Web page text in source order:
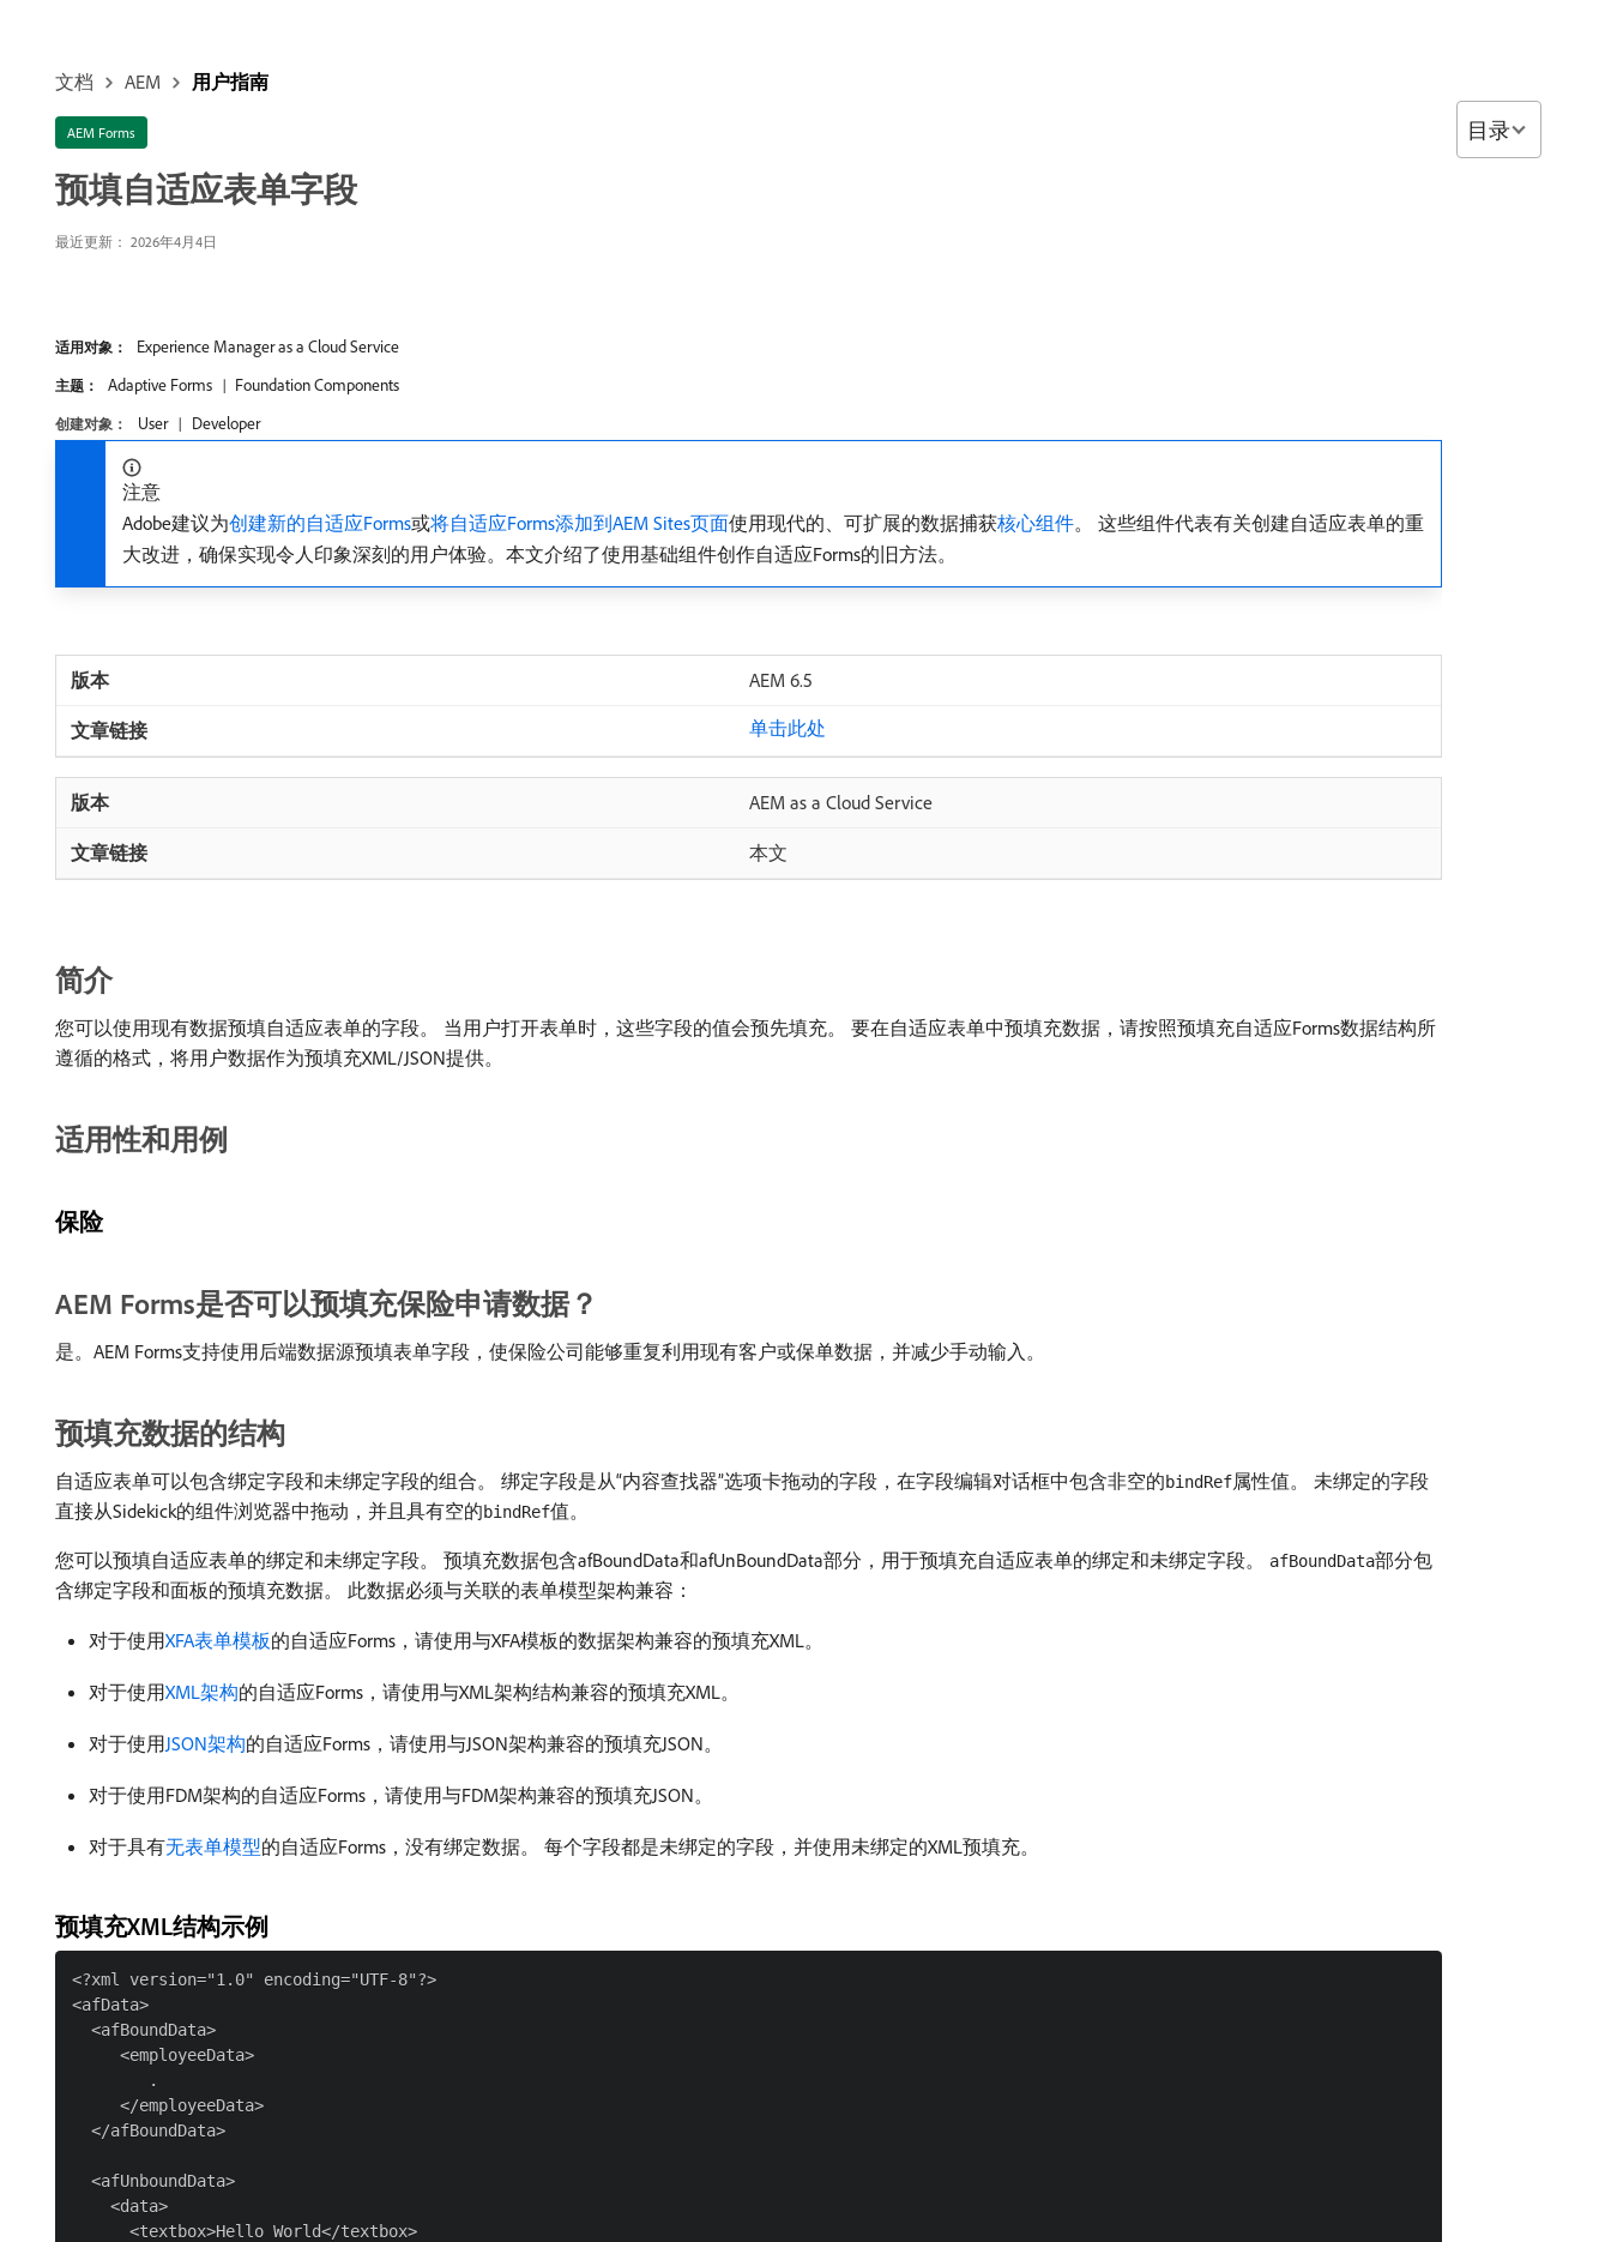
文档 AEM 用户指南
AEM Forms
预填自适应表单字段
最近更新： 2026年4月4日
适用对象： Experience Manager as a Cloud Service
主题： Adaptive Forms Foundation Components
创建对象： User Developer
注意
Adobe建议为创建新的自适应Forms或将自适应Forms添加到AEM Sites页面使用现代的、可扩展的数据捕获核心组件。 这些组件代表有关创建自适应表单的重
大改进，确保实现令人印象深刻的用户体验。本文介绍了使用基础组件创作自适应Forms的旧方法。
AEM 6.5
单击此处
AEM as a Cloud Service
本文
简介
您可以使用现有数据预填自适应表单的字段。 当用户打开表单时，这些字段的值会预先填充。 要在自适应表单中预填充数据，请按照预填充自适应Forms数据结构所
遵循的格式，将用户数据作为预填充XML/JSON提供。
适用性和用例
保险
AEM Forms是否可以预填充保险申请数据？
是。AEM Forms支持使用后端数据源预填表单字段，使保险公司能够重复利用现有客户或保单数据，并减少手动输入。
预填充数据的结构
自适应表单可以包含绑定字段和未绑定字段的组合。 绑定字段是从“内容查找器”选项卡拖动的字段，在字段编辑对话框中包含非空的bindRef属性值。 未绑定的字段
直接从Sidekick的组件浏览器中拖动，并且具有空的bindRef值。
您可以预填自适应表单的绑定和未绑定字段。 预填充数据包含afBoundData和afUnBoundData部分，用于预填充自适应表单的绑定和未绑定字段。 afBoundData部分包
含绑定字段和面板的预填充数据。 此数据必须与关联的表单模型架构兼容：
对于使用XFA表单模板的自适应Forms，请使用与XFA模板的数据架构兼容的预填充XML。
对于使用XML架构的自适应Forms，请使用与XML架构结构兼容的预填充XML。
对于使用JSON架构的自适应Forms，请使用与JSON架构兼容的预填充JSON。
对于使用FDM架构的自适应Forms，请使用与FDM架构兼容的预填充JSON。
对于具有无表单模型的自适应Forms，没有绑定数据。 每个字段都是未绑定的字段，并使用未绑定的XML预填充。
预填充XML结构示例
<?xml version="1.0" encoding="UTF-8"?>
<afData>
  <afBoundData>
     <employeeData>
        .
     </employeeData>
  </afBoundData>
  <afUnboundData>
    <data>
      <textbox>Hello World</textbox>
目录